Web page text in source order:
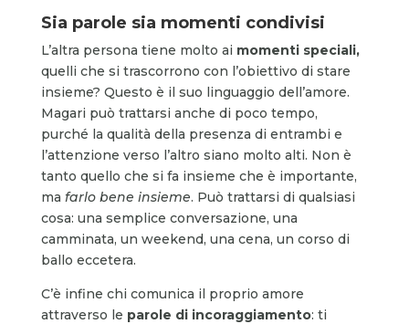
Sia parole sia momenti condivisi
L’altra persona tiene molto ai momenti speciali,
quelli che si trascorrono con l’obiettivo di stare
insieme? Questo è il suo linguaggio dell’amore.
Magari può trattarsi anche di poco tempo,
purché la qualità della presenza di entrambi e
l’attenzione verso l’altro siano molto alti. Non è
tanto quello che si fa insieme che è importante,
ma farlo bene insieme. Può trattarsi di qualsiasi
cosa: una semplice conversazione, una
camminata, un weekend, una cena, un corso di
ballo eccetera.
C’è infine chi comunica il proprio amore
attraverso le parole di incoraggiamento: ti